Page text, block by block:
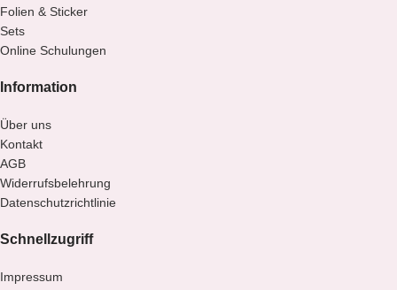
Folien & Sticker
Sets
Online Schulungen
Information
Über uns
Kontakt
AGB
Widerrufsbelehrung
Datenschutzrichtlinie
Schnellzugriff
Impressum